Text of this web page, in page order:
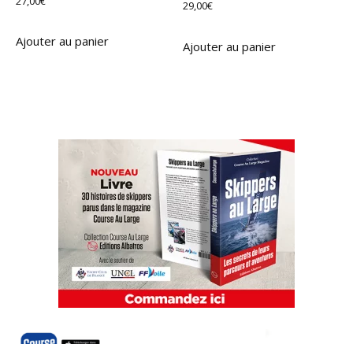
Ajouter au panier
29,00€
Ajouter au panier